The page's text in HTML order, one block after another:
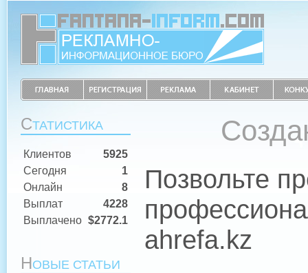
СТАТИСТИКА
Клиентов
5925
Сегодня
1
Онлайн
8
Выплат
4228
Выплачено $2772.1
НОВЫЕ СТАТЬИ
Позвольте
ahrefa.kz